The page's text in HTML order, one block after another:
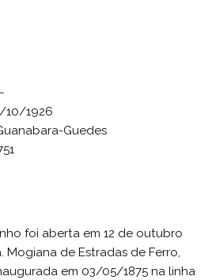
10/1926
Guedes
foi aberta em 12 de outubro
Mogiana de Estradas de Ferro,
em 03/05/1875 na linha